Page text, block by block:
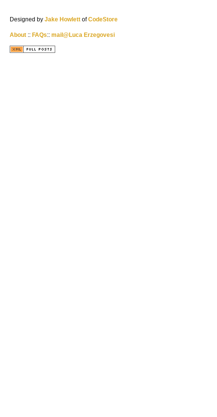
Designed by Jake Howlett ofCodeStore
About :: FAQs:: mail@Luca Erzegovesi